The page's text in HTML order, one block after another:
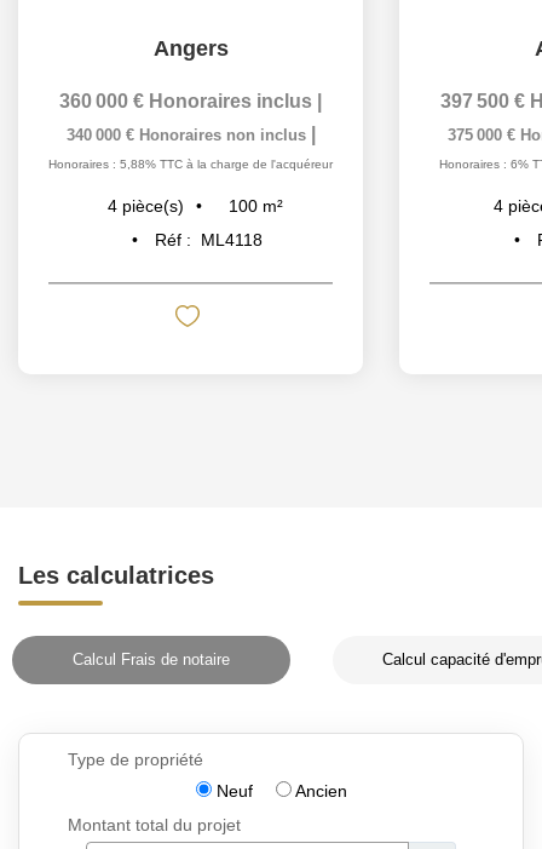
Angers
360 000 € Honoraires inclus
340 000 € Honoraires non inclus
Honoraires : 5,88% TTC à la charge de l'acquéreur
4 pièce(s) 100 m²
Réf :
ML4118
397 500 €
375 000 €
Honoraires : 6%
4
Les calculatrices
Calcul Frais de notaire Calcul capacité